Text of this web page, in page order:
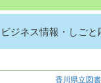
ビジネス情報・しごと
香川県立図